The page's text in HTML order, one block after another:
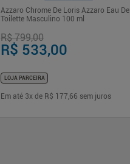
Azzaro Chrome De Loris Azzaro Eau De
Toilette Masculino 100 ml
R$ 799,00
R$ 533,00
LOJA PARCEIRA
Em até 3x de R$ 177,66 sem juros